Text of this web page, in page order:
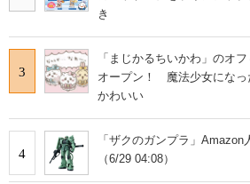
き
3
「まじかるちいかわ」のオ
オープン！ 魔法少女になっ
かわいい
4
「ザクのガンプラ」Amazon
（6/29 04:08）